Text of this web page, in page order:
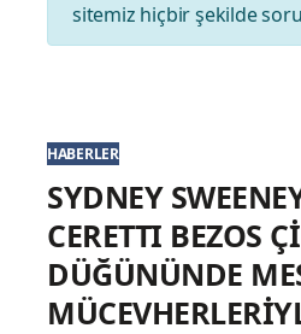
sitemiz hiçbir şekilde
HABERLER
SYDNEY
CERETTI BEZOS
DÜĞÜNÜNDE